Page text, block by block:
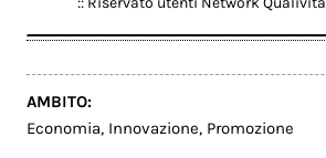
AMBITO:
Economia, Innovazione, Promozione